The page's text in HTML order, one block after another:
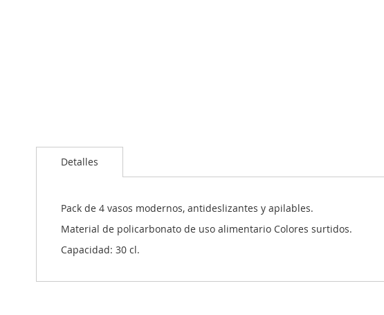
Detalles
Pack de 4 vasos modernos, antideslizantes y apilables.
Material de policarbonato de uso alimentario Colores surtidos.
Capacidad: 30 cl.